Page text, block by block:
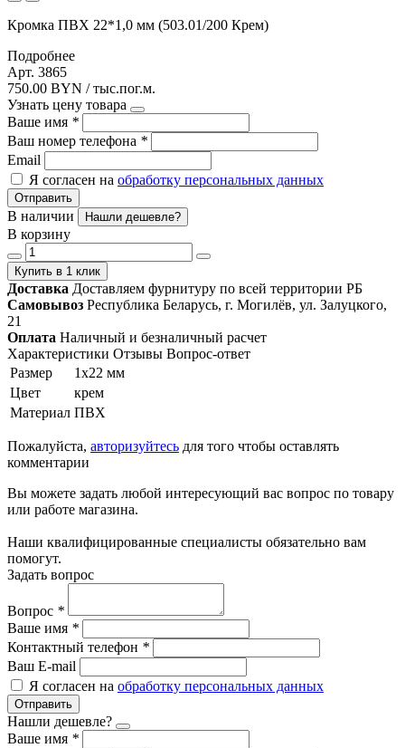
Кромка ПВХ 22*1,0 мм (503.01/200 Крем)
Подробнее
Арт. 3865
750.00 BYN / тыс.пог.м.
Узнать цену товара
Ваше имя *
Ваш номер телефона *
Email
Я согласен на обработку персональных данных
Отправить
В наличии Нашли дешевле?
В корзину
Купить в 1 клик
Доставка Доставляем фурнитуру по всей территории РБ
Самовывоз Республика Беларусь, г. Могилёв, ул. Залуцкого,
21
Оплата Наличный и безналичный расчет
Характеристики Отзывы Вопрос-ответ
Размер
1х22 мм
Цвет
крем
Материал ПВХ
Пожалуйста, авторизуйтесь для того чтобы оставлять
комментарии
Вы можете задать любой интересующий вас вопрос по товару
или работе магазина.
Наши квалифицированные специалисты обязательно вам
помогут.
Задать вопрос
Вопрос *
Ваше имя *
Контактный телефон *
Ваш E-mail
Я согласен на обработку персональных данных
Отправить
Нашли дешевле?
Ваше имя *